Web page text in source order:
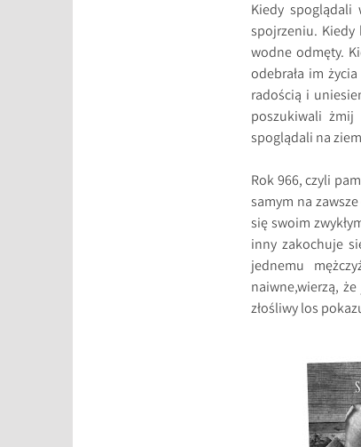
Kiedy
spojrzeniu. Kiedy
wodne odmęty.
odebrała im
radością i
poszukiwali żmij
spoglądali na
Rok 966, czyli
samym na
się swoim
inny zakochuje
jednemu
naiwne,wierzą,
złośliwy los